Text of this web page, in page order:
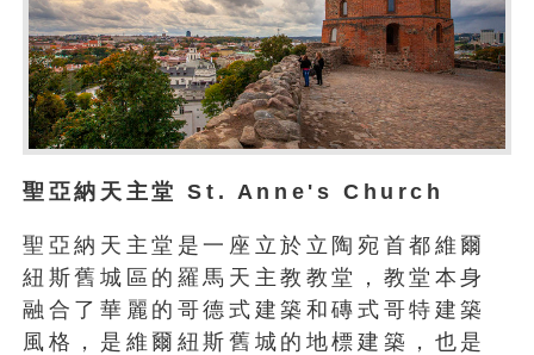
聖亞納天主堂 St. Anne's Church
聖亞納天主堂是一座立於立陶宛首都維爾
紐斯舊城區的羅馬天主教教堂，教堂本身
融合了華麗的哥德式建築和磚式哥特建築
風格，是維爾紐斯舊城的地標建築，也是